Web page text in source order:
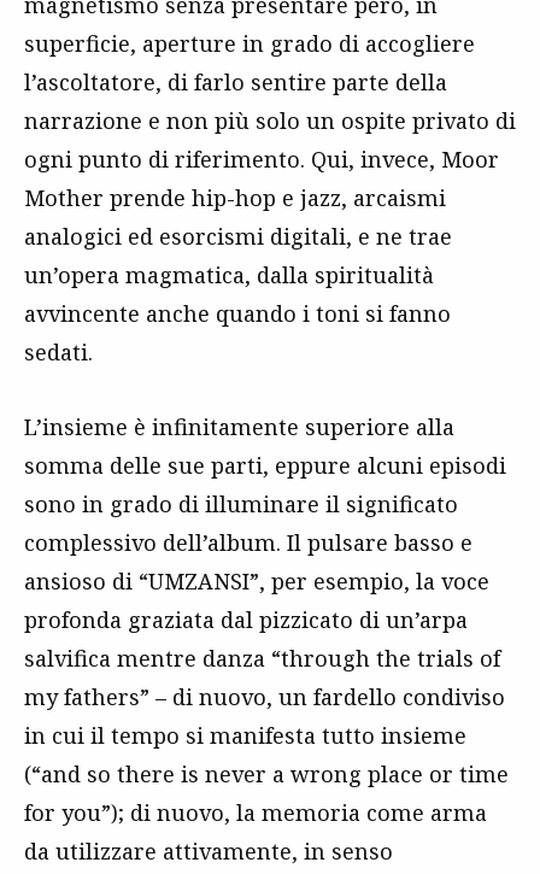
superficie, aperture in grado di accogliere
l’ascoltatore, di farlo sentire parte della
narrazione e non più solo un ospite privato di
ogni punto di riferimento. Qui, invece, Moor
Mother prende hip-hop e jazz, arcaismi
analogici ed esorcismi digitali, e ne trae
un’opera magmatica, dalla spiritualità
avvincente anche quando i toni si fanno
sedati.
L’insieme è infinitamente superiore alla
somma delle sue parti, eppure alcuni episodi
sono in grado di illuminare il significato
complessivo dell’album. Il pulsare basso e
ansioso di “UMZANSI”, per esempio, la voce
profonda graziata dal pizzicato di un’arpa
salvifica mentre danza “through the trials of
my fathers” – di nuovo, un fardello condiviso
in cui il tempo si manifesta tutto insieme
(“and so there is never a wrong place or time
for you”); di nuovo, la memoria come arma
da utilizzare attivamente, in senso